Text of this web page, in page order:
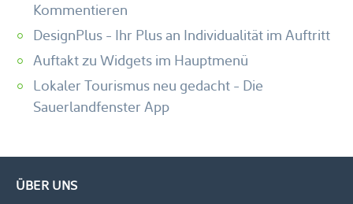
Kommentieren
DesignPlus - Ihr Plus an Individualität im Auftritt
Auftakt zu Widgets im Hauptmenü
Lokaler Tourismus neu gedacht - Die
Sauerlandfenster App
ÜBER UNS